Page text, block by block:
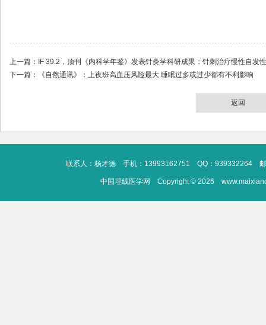
上一篇： IF 39.2，顶刊《内科学年鉴》发表针灸学科研成果：针刺治疗慢性自发
下一篇：
《自然通讯》：上夜班高血压风险最大 睡眠过多或过少都有不利影响
返回
联系人：杨才德 手机：13993162751 QQ：939332264
中国埋线医学网 Copyright © 2026